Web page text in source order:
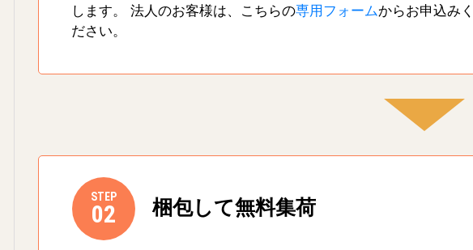
します。 法人のお客様は、こちらの専用フォームからお申込み
ださい。
STEP
02 梱包して無料集荷